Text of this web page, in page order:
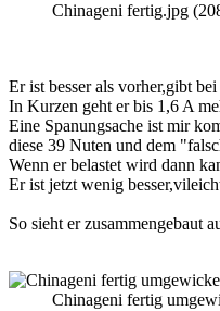
Chinageni fertig.jpg
Er ist besser als vorher,gibt
In Kurzen geht er bis 1,6 A
Eine Spanungsache ist mir
diese 39 Nuten und dem
Wenn er belastet wird dann
Er ist jetzt wenig
So sieht er zusammengebaut
Chinageni fertig